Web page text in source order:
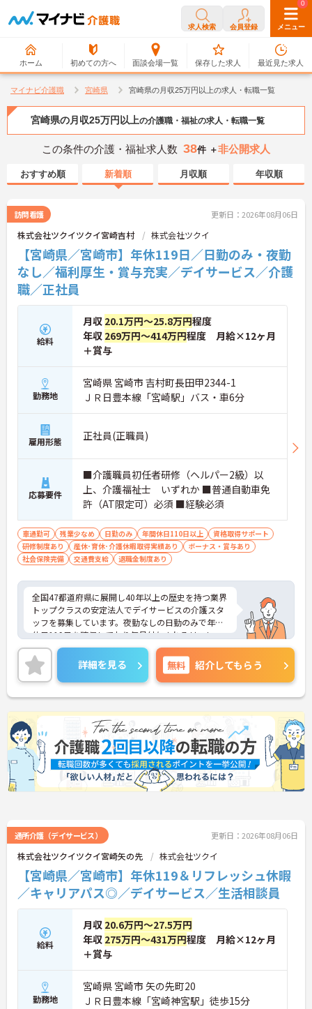
求人検索 会員登録 メニュー
ホーム 初めての方へ 面談会場一覧
0
保存した求人
0
最近見た求人
マイナビ介護職 宮崎県 宮崎県の月収25万円以上の求人・転職一覧
宮崎県の月収25万円以上の介護職・福祉の求人・転職一覧
この条件の介護・福祉求人数 38件 ＋非公開求人
おすすめ順 新着順 月収順 年収順
訪問看護 更新日：2026年08月06日
株式会社ツクイツクイ宮崎吉村 株式会社ツクイ
【宮崎県／宮崎市】年休119日／日勤のみ・夜勤
なし／福利厚生・賞与充実／デイサービス／介護
職／正社員
給料
月収 20.1万円～25.8万円程度
年収 269万円～414万円程度 月給×12ヶ月
＋賞与
勤務地
宮崎県 宮崎市 吉村町長田甲2344-1
ＪＲ日豊本線「宮崎駅」バス・車6分
雇用形態 正社員(正職員)
応募要件
■介護職員初任者研修（ヘルパー2級）以
上、介護福祉士 いずれか ■普通自動車免
許（AT限定可）必須 ■経験必須
車通勤可 残業少なめ 日勤のみ 年間休日110日以上
資格取得サポート
研修制度あり
産休･育休･介護休暇取得実績あり
ボーナス・賞与あり
社会保険完備
交通費支給 退職金制度あり
全国47都道府県に展開し40年以上の歴史を持つ業界
トップクラスの安定法人でデイサービスの介護スタ
ッフを募集しています。夜勤なしの日勤のみで年間
休日119日を確保しており毎月付与されるリフレッ
シュ休暇を利用した連休取得も推奨しています。過
去実績最大105万円の賞与や手厚い扶養手当に加え
独自の福利厚生制度によりお祝い金や補助金が支給
されるなど生活を支える待遇が充実しています。く
るみん認定企業として子育て支援に注力し髪色やネ
イルも自由で自分らしく働ける風通しの良い職場で
す。入社後1年間は専属のチューターがマンツーマン
で丁寧に指導するため安心して業務に慣れていくこ
とができ資格取得支援や多様な研修プログラムを活
用して着実にステップアップを目指せるやりがいの
ある環境です。
・毎月付与されるリフレッシュ休暇を活用して連休
・こども休暇や産休育休など子育て支援体制が万全
なくるみん認定企業
【安心の高待遇と手厚い福利厚生】
・賞与年2回と半期末手当により頑張りをしっかり
と還元
・配偶者1万円や満18歳未満の子5千円の充実した扶
養手当を支給
・結婚・出生・入学のお祝い金や宿泊費補助などツ
クイPLUSによる独自の福利厚生を用意
【手厚いフォロー体制とキャリアアップ】
・入社後1年間は専属チューターによるマンツーマ
ン指導で安心
詳細を見る 無料 紹介してもらう
通所介護（デイサービス） 更新日：2026年08月06日
株式会社ツクイツクイ宮崎矢の先 株式会社ツクイ
【宮崎県／宮崎市】年休119＆リフレッシュ休暇
／キャリアパス◎／デイサービス／生活相談員
給料
月収 20.6万円～27.5万円
年収 275万円～431万円程度 月給×12ヶ月
＋賞与
勤務地
宮崎県 宮崎市 矢の先町20
ＪＲ日豊本線「宮崎神宮駅」徒歩15分